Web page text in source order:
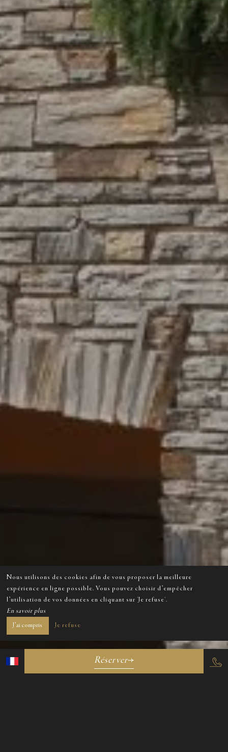
Réserver
Nous utilisons des cookies afin de vous proposer la meilleure
expérience en ligne possible. Vous pouvez choisir d’empêcher
l’utilisation de vos données en cliquant sur 'Je refuse'.
En savoir plus
J’ai compris Je refuse